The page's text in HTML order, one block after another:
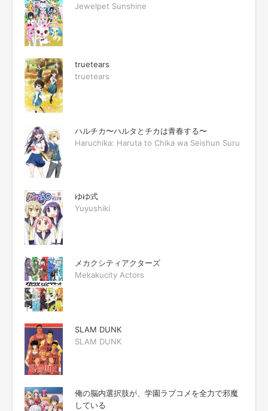
Jewelpet Sunshine
truetears
truetears
ハルチカ〜ハルタとチカは青春する〜
Haruchika: Haruta to Chika wa Seishun Suru
ゆゆ式
Yuyushiki
メカクシティアクターズ
Mekakucity Actors
SLAM DUNK
SLAM DUNK
俺の脳内選択肢が、学園ラブコメを全力で邪魔
している